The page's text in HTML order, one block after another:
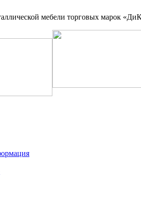
мебели торговых марок